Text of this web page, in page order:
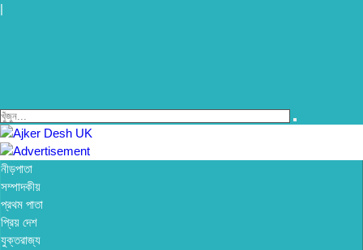
|
নীড়পাতা
সম্পাদকীয়
প্রথম পাতা
প্রিয় দেশ
যুক্তরাজ্য